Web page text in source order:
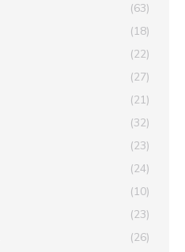
(63)
(18)
(22)
(27)
(21)
(32)
(23)
(24)
(10)
(23)
(26)